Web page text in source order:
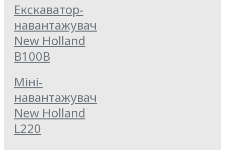
Екскаватор-
навантажувач
New Holland
B100B
Міні-
навантажувач
New Holland
L220